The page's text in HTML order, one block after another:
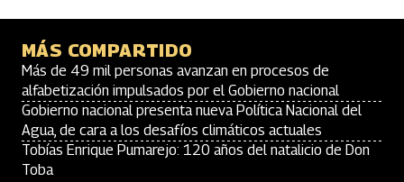
MÁS COMPARTIDO
Más de 49 mil personas avanzan en procesos de
alfabetización impulsados por el Gobierno nacional
Gobierno nacional presenta nueva Política Nacional del
Agua, de cara a los desafíos climáticos actuales
Tobías Enrique Pumarejo: 120 años del natalicio de Don
Toba